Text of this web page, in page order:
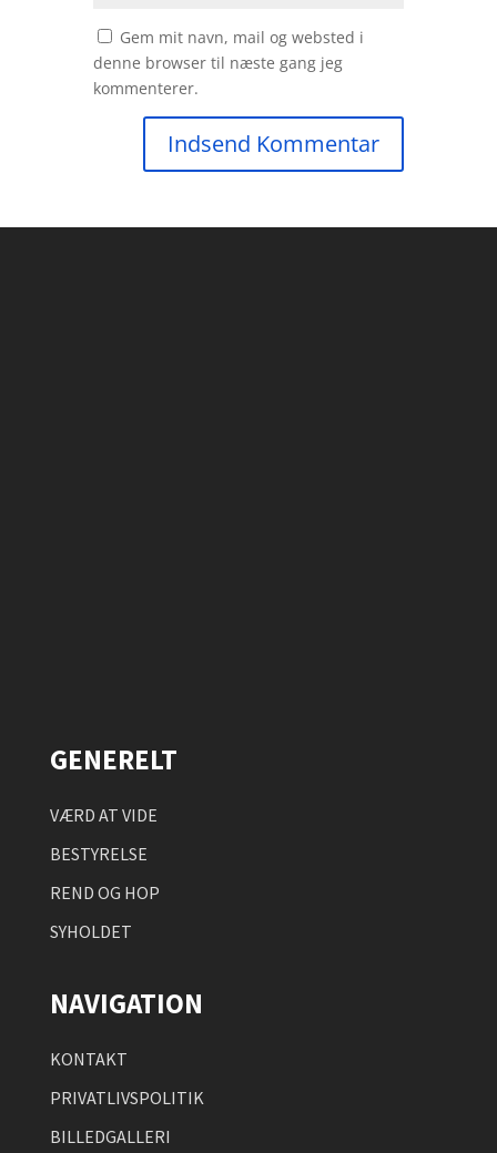
Gem mit navn, mail og websted i
denne browser til næste gang jeg
kommenterer.
GENERELT
VÆRD AT VIDE
BESTYRELSE
REND OG HOP
SYHOLDET
NAVIGATION
KONTAKT
PRIVATLIVSPOLITIK
BILLEDGALLERI